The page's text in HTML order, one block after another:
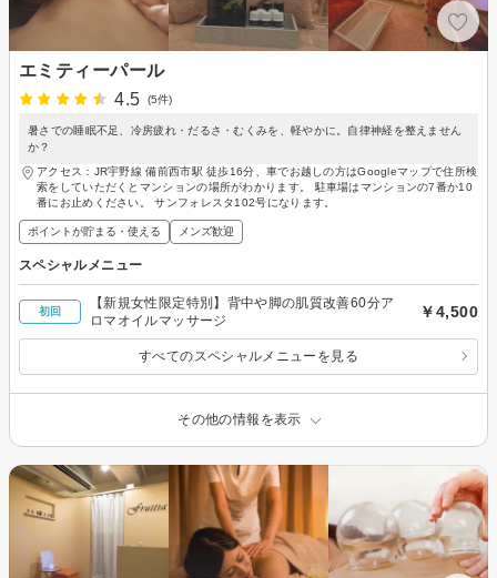
エミティーパール
4.5
(5件)
暑さでの睡眠不足、冷房疲れ・だるさ・むくみを、軽やかに。自律神経を整えません
か？
アクセス：JR宇野線 備前西市駅 徒歩16分、車でお越しの方はGoogleマップで住所検
索をしていただくとマンションの場所がわかります。 駐車場はマンションの7番か10
番にお止めください。 サンフォレスタ102号になります。
ポイントが貯まる・使える メンズ歓迎
スペシャルメニュー
初回
【新規女性限定特別】背中や脚の肌質改善60分ア
ロマオイルマッサージ
￥4,500
すべてのスペシャルメニューを見る
その他の情報を表示